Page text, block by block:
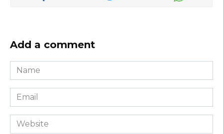
Add a comment
Name
*
Email
*
Website